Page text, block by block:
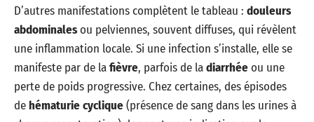
D’autres manifestations complètent le tableau : douleurs
abdominalesou pelviennes, souvent diffuses, qui révèlent
une inflammation locale. Si une infection s’installe, elle se
manifeste par de lafièvre, parfois de ladiarrhéeou une
perte de poids progressive. Chez certaines, des épisodes
de hématurie cyclique(présence de sang dans les urines à